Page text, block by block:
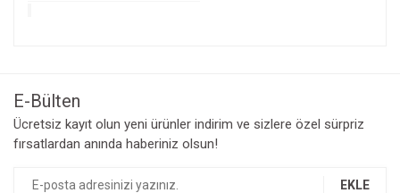
E-Bülten
Ücretsiz kayıt olun yeni ürünler indirim ve sizlere özel sürpriz
fırsatlardan anında haberiniz olsun!
EKLE